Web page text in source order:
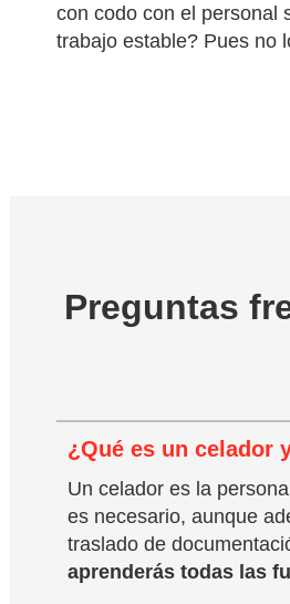
con codo con el personal
trabajo estable? Pues no
Preguntas
¿Qué es un celador
Un celador es la
es necesario, aunque
traslado de
aprenderás todas las